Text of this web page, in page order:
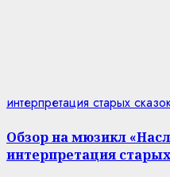
интерпретация старых
Обзор на мюзикл
интерпретация